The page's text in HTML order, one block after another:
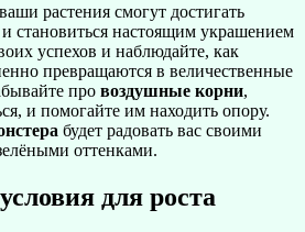
растения смогут достигать
становиться настоящим украшением
успехов и наблюдайте, как
превращаются в величественные
про воздушные корни,
и помогайте им находить опору.
будет радовать вас своими
оттенками.
для роста